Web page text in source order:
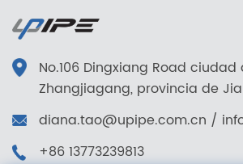
No.106 Dingxiang Road ciudad
Zhangjiagang, provincia de
diana.tao@upipe.com.cn /
+86 13773239813